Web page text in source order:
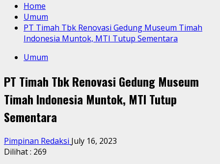
Home
Umum
PT Timah Tbk Renovasi Gedung Museum Timah
Indonesia Muntok, MTI Tutup Sementara
Umum
PT Timah Tbk Renovasi Gedung Museum
Timah Indonesia Muntok, MTI Tutup
Sementara
Pimpinan Redaksi July 16, 2023
Dilihat : 269